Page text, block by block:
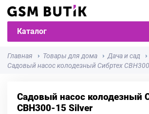
Каталог
Главная Товары для дома Дача и сад
Садовый насос колодезный Сибртех
Садовый насос колодезный
СВН300-15 Silver